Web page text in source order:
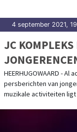
4 september 2021,
JC
SCHERMEN
HEERHUGOWAARD -
persberichten van
muzikale activiteiten ligt